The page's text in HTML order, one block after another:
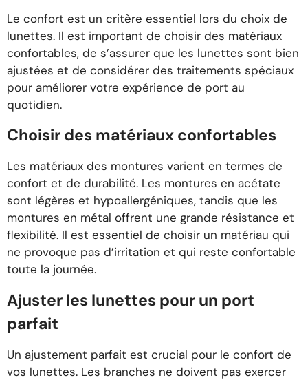
Le confort est un critère essentiel lors du choix de
lunettes. Il est important de choisir des matériaux
confortables, de s’assurer que les lunettes sont bien
ajustées et de considérer des traitements spéciaux
pour améliorer votre expérience de port au
quotidien.
Choisir des matériaux confortables
Les matériaux des montures varient en termes de
confort et de durabilité. Les montures en acétate
sont légères et hypoallergéniques, tandis que les
montures en métal offrent une grande résistance et
flexibilité. Il est essentiel de choisir un matériau qui
ne provoque pas d’irritation et qui reste confortable
toute la journée.
Ajuster les lunettes pour un port
parfait
Un ajustement parfait est crucial pour le confort de
vos lunettes. Les branches ne doivent pas exercer